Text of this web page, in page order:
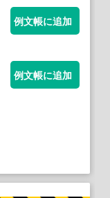
例文帳に追加
例文帳に追加